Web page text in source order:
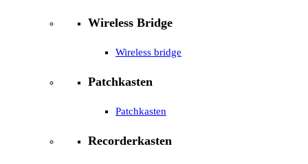
Wireless Bridge
Wireless bridge
Patchkasten
Patchkasten
Recorderkasten